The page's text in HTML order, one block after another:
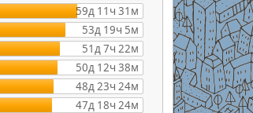
59д 11ч 31м
53д 19ч 5м
51д 7ч 22м
50д 12ч 38м
48д 23ч 24м
47д 18ч 24м